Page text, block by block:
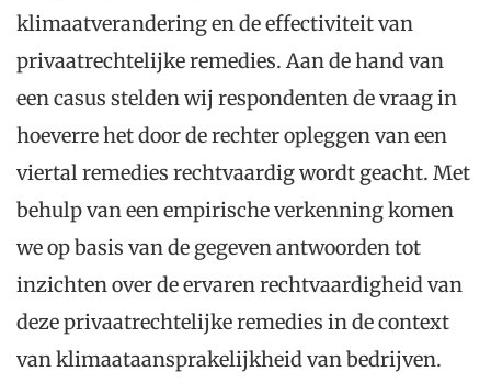
klimaatverandering en de effectiviteit van
privaatrechtelijke remedies. Aan de hand van
een casus stelden wij respondenten de vraag in
hoeverre het door de rechter opleggen van een
viertal remedies rechtvaardig wordt geacht. Met
behulp van een empirische verkenning komen
we op basis van de gegeven antwoorden tot
inzichten over de ervaren rechtvaardigheid van
deze privaatrechtelijke remedies in de context
van klimaataansprakelijkheid van bedrijven.